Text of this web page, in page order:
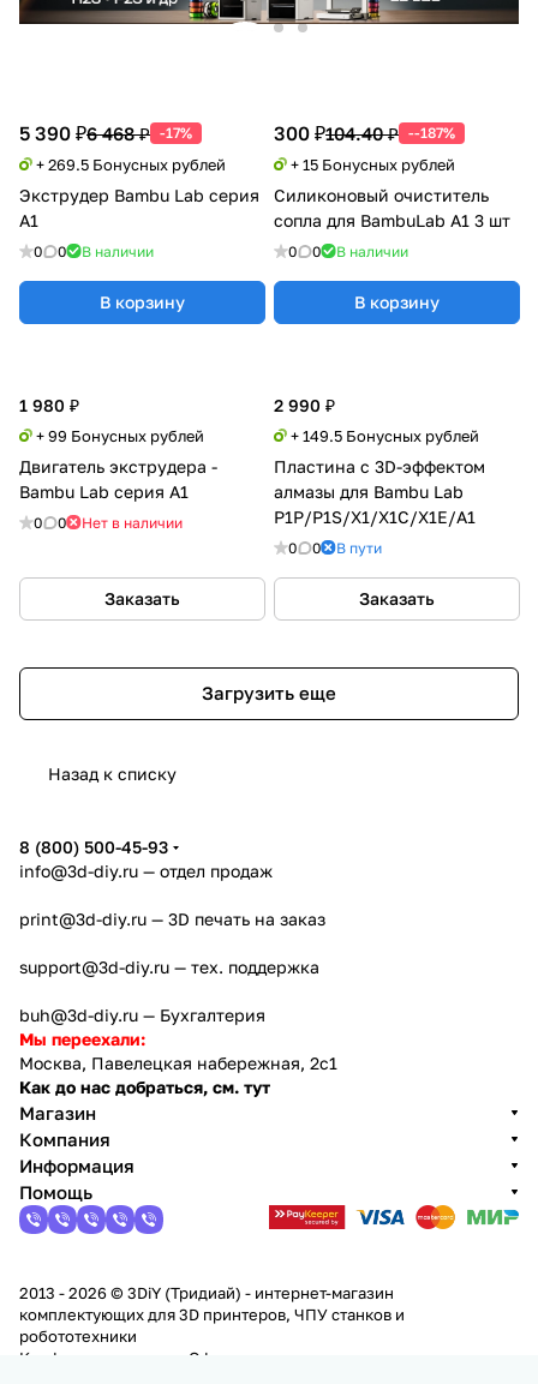
5 390 ₽6 468 ₽ -17%
+ 269.5 Бонусных рублей
Экструдер Bambu Lab серия
A1
0 0 В наличии
В корзину
300 ₽104.40 ₽ --187%
+ 15 Бонусных рублей
Силиконовый очиститель
сопла для BambuLab A1 3 шт
0 0 В наличии
В корзину
1 980 ₽
+ 99 Бонусных рублей
Двигатель экструдера -
Bambu Lab серия A1
0 0 Нет в наличии
Заказать
2 990 ₽
+ 149.5 Бонусных рублей
Пластина с 3D-эффектом
алмазы для Bambu Lab
P1P/P1S/X1/X1C/X1E/A1
0 0 В пути
Заказать
Загрузить еще
Назад к списку
8 (800) 500-45-93
info@3d-diy.ru — отдел продаж
print@3d-diy.ru — 3D печать на заказ
support@3d-diy.ru — тех. поддержка
buh@3d-diy.ru — Бухгалтерия
Мы переехали:
Москва, Павелецкая набережная, 2с1
Как до нас добраться, см. тут
Магазин
Компания
Информация
Помощь
2013 - 2026 © 3DiY (Тридиай) - интернет-магазин
комплектующих для 3D принтеров, ЧПУ станков и
робототехники
Конфиденциальность Оферта